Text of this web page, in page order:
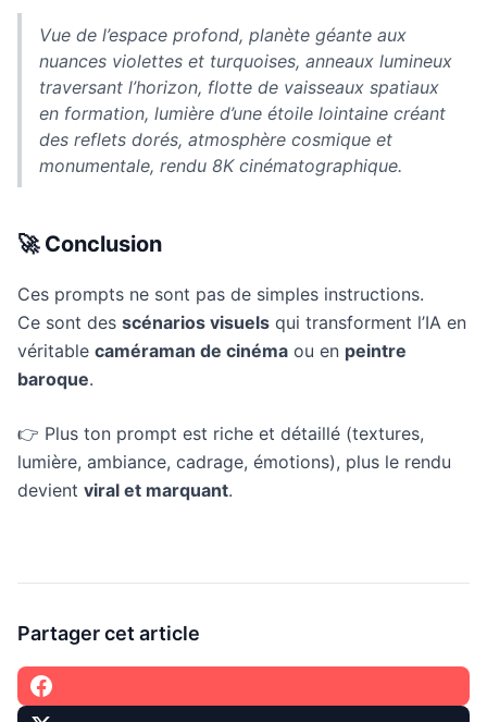
Vue de l’espace profond, planète géante aux
nuances violettes et turquoises, anneaux lumineux
traversant l’horizon, flotte de vaisseaux spatiaux
en formation, lumière d’une étoile lointaine créant
des reflets dorés, atmosphère cosmique et
monumentale, rendu 8K cinématographique.
🚀 Conclusion
Ces prompts ne sont pas de simples instructions.
Ce sont des scénarios visuels qui transforment l’IA en
véritable caméraman de cinéma ou en peintre
baroque.
👉 Plus ton prompt est riche et détaillé (textures,
lumière, ambiance, cadrage, émotions), plus le rendu
devient viral et marquant.
Partager cet article